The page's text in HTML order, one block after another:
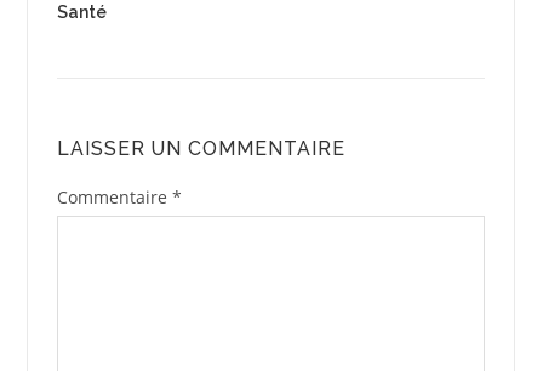
Santé
LAISSER UN COMMENTAIRE
Commentaire *